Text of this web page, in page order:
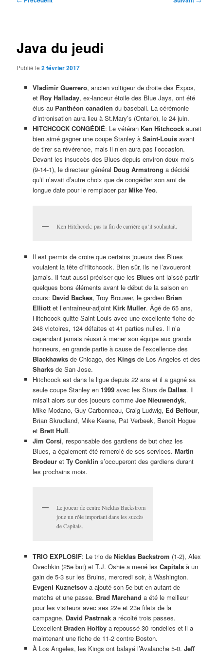
Java du jeudi
Publié le2 février 2017
Vladimir Guerrero, ancien voltigeur de droite des Expos,
et Roy Halladay, ex-lanceur étoile des Blue Jays, ont été
élus au Panthéon canadien du baseball. La cérémonie
d’intronisation aura lieu à St.Mary’s (Ontario), le 24 juin.
HITCHCOCK CONGÉDIÉ: Le vétéran Ken Hitchcock aurait
bien aimé gagner une coupe Stanley à Saint-Louisavant
de tirer sa révérence, mais il n’en aura pas l’occasion.
Devant les insuccès des Blues depuis environ deux mois
(9-14-1), le directeur général Doug Armstrong a décidé
qu’il n’avait d’autre choix que de congédier son ami de
longue date pour le remplacer parMike Yeo.
Ken Hitchcock: pas la fin de carrière qu’il souhaitait.
Il est permis de croire que certains joueurs des Blues
voulaient la tête d’Hitchcock. Bien sûr, ils ne l’avoueront
jamais. Il faut aussi préciser que les Bluesont laissé partir
quelques bons éléments avant le début de la saison en
cours: David Backes, Troy Brouwer, le gardien Brian
Elliottet l’entraîneur-adjoint Kirk Muller. Âgé de 65 ans,
Hitchcock quitte Saint-Louis avec une excellente fiche de
248 victoires, 124 défaites et 41 parties nulles. Il n’a
cependant jamais réussi à mener son équipe aux grands
honneurs, en grande partie à cause de l’excellence des
Blackhawks de Chicago, des Kings de Los Angeles et des
Sharks de San Jose.
Hitchcock est dans la ligue depuis 22 ans et il a gagné sa
seule coupe Stanley en 1999avec les Stars de Dallas. Il
misait alors sur des joueurs comme Joe Nieuwendyk,
Mike Modano, Guy Carbonneau, Craig Ludwig, Ed Belfour,
Brian Skrudland, Mike Keane, Pat Verbeek, Benoît Hogue
et Brett Hull.
Jim Corsi, responsable des gardiens de but chez les
Blues, a également été remercié de ses services. Martin
Brodeuret Ty Conklin s’occuperont des gardiens durant
les prochains mois.
Le joueur de centre Nicklas Backstrom
joue un rôle important dans les succès
de Capitals.
TRIO EXPLOSIF: Le trio de Nicklas Backstrom (1-2), Alex
Ovechkin (25e but) et T.J. Oshie a mené les Capitalsà un
gain de 5-3 sur les Bruins, mercredi soir, à Washington.
Evgeni Kuznetsova ajouté son 5e but en autant de
matchs et une passe. Brad Marchand a été le meilleur
pour les visiteurs avec ses 22e et 23e filets de la
campagne. David Pastrnaka récolté trois passes.
L’excellent Braden Holtbya repoussé 30 rondelles et il a
maintenant une fiche de 11-2 contre Boston.
À Los Angeles, les Kings ont balayé l’Avalanche 5-0. Jeff